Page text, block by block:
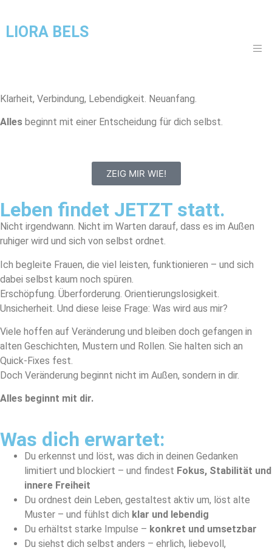
LIORA BELS
Klarheit, Verbindung, Lebendigkeit. Neuanfang.
Alles beginnt mit einer Entscheidung für dich selbst.
ZEIG MIR WIE!
Leben findet JETZT statt.
Nicht irgendwann. Nicht im Warten darauf, dass es im Außen
ruhiger wird und sich von selbst ordnet.
Ich begleite Frauen, die viel leisten, funktionieren – und sich
dabei selbst kaum noch spüren.
Erschöpfung. Überforderung. Orientierungslosigkeit.
Unsicherheit. Und diese leise Frage: Was wird aus mir?
Viele hoffen auf Veränderung und bleiben doch gefangen in
alten Geschichten, Mustern und Rollen. Sie halten sich an
Quick-Fixes fest.
Doch Veränderung beginnt nicht im Außen, sondern in dir.
Alles beginnt mit dir.
Was dich erwartet:
Du erkennst und löst, was dich in deinen Gedanken
limitiert und blockiert – und findest Fokus, Stabilität und
innere Freiheit
Du ordnest dein Leben, gestaltest aktiv um, löst alte
Muster – und fühlst dich klar und lebendig
Du erhältst starke Impulse – konkret und umsetzbar
Du siehst dich selbst anders – ehrlich, liebevoll,